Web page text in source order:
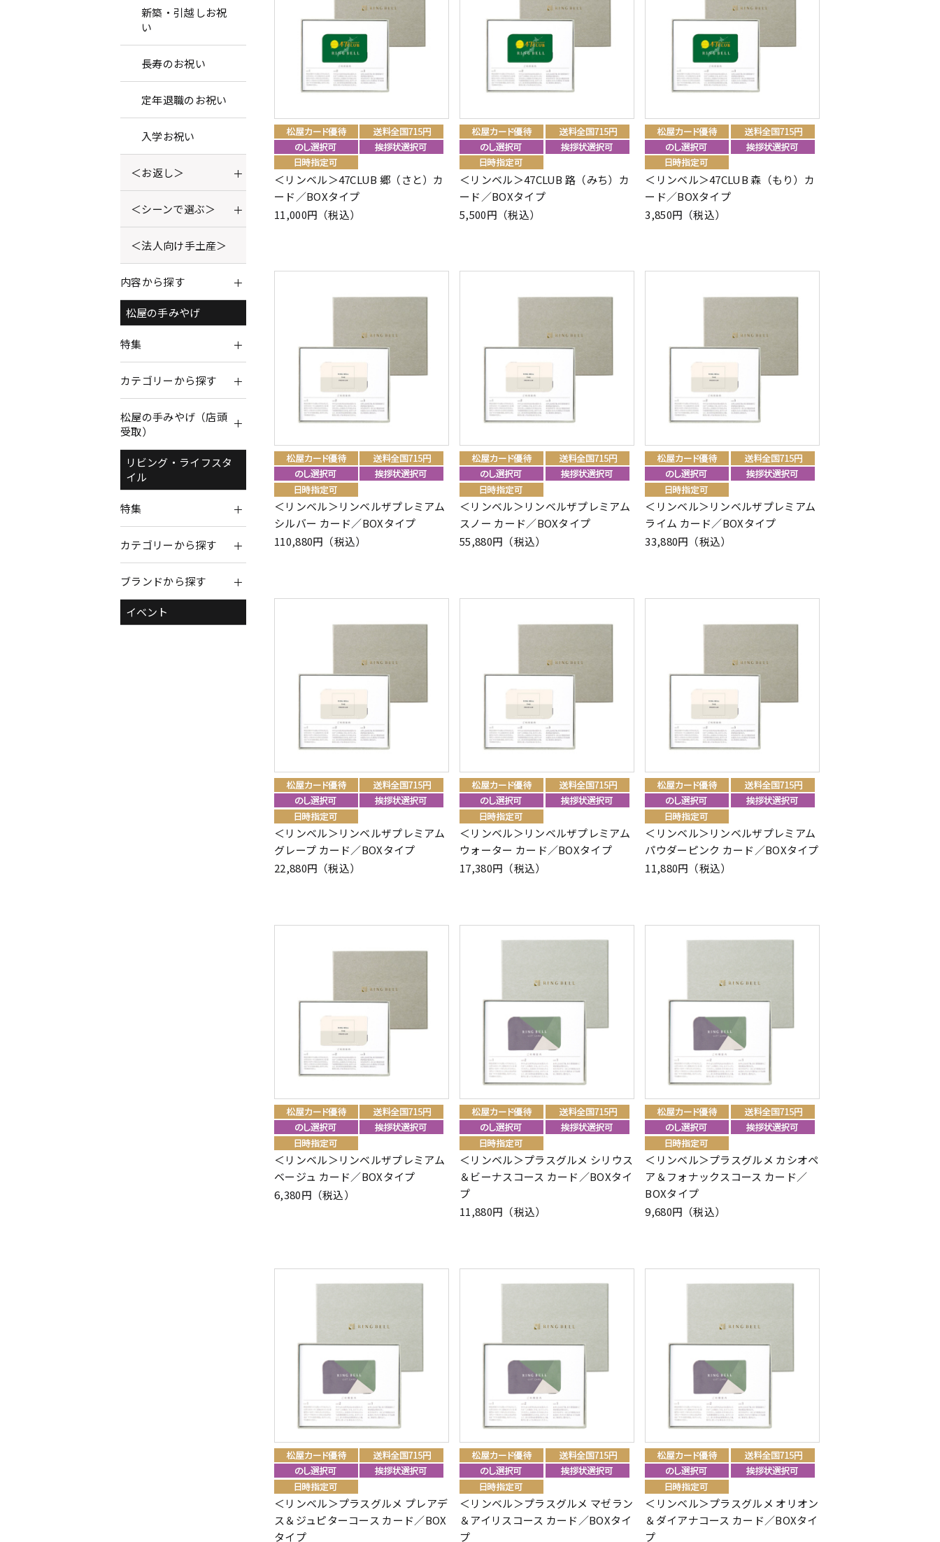
新築・引越しお祝
い
長寿のお祝い
定年退職のお祝い
入学お祝い
＜お返し＞
＜シーンで選ぶ＞
＜法人向け手土産＞
内容から探す
松屋の手みやげ
特集
カテゴリーから探す
松屋の手みやげ（店頭
受取）
リビング・ライフスタ
イル
特集
カテゴリーから探す
ブランドから探す
イベント
＜リンベル＞47CLUB 郷（さと）カ
ード／BOXタイプ
11,000円（税込）
＜リンベル＞47CLUB 路（みち）カ
ード／BOXタイプ
5,500円（税込）
＜リンベル＞47CLUB 森（もり）カ
ード／BOXタイプ
3,850円（税込）
＜リンベル＞リンベルザプレミアム
シルバー カード／BOXタイプ
110,880円（税込）
＜リンベル＞リンベルザプレミアム
スノー カード／BOXタイプ
55,880円（税込）
＜リンベル＞リンベルザプレミアム
ライム カード／BOXタイプ
33,880円（税込）
＜リンベル＞リンベルザプレミアム
グレープ カード／BOXタイプ
22,880円（税込）
＜リンベル＞リンベルザプレミアム
ウォーター カード／BOXタイプ
17,380円（税込）
＜リンベル＞リンベルザプレミアム
パウダーピンク カード／BOXタイプ
11,880円（税込）
＜リンベル＞リンベルザプレミアム
ベージュ カード／BOXタイプ
6,380円（税込）
＜リンベル＞プラスグルメ シリウス
＆ビーナスコース カード／BOXタイ
プ
11,880円（税込）
＜リンベル＞プラスグルメ カシオペ
ア＆フォナックスコース カード／
BOXタイプ
9,680円（税込）
＜リンベル＞プラスグルメ プレアデ
ス＆ジュピターコース カード／BOX
タイプ
＜リンベル＞プラスグルメ マゼラン
＆アイリスコース カード／BOXタイ
プ
＜リンベル＞プラスグルメ オリオン
＆ダイアナコース カード／BOXタイ
プ